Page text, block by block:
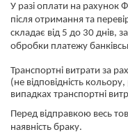
У разі оплати на рахунок
після отримання та
складає від 5 до 30 днів,
обробки платежу
​​​​​​​Транспортні витрати за
(не відповідність
випадках транспортні
Перед відправкою весь
наявність браку.